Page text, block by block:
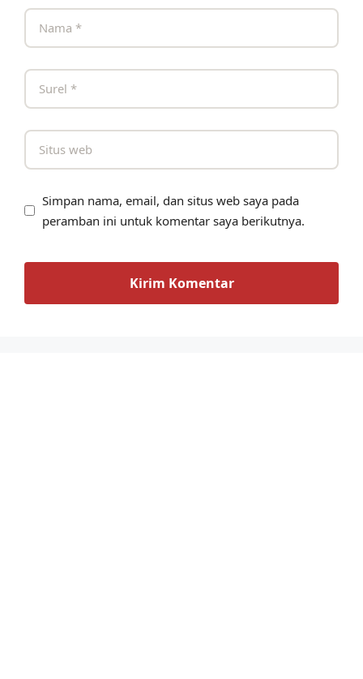
Simpan nama, email, dan situs web saya pada
peramban ini untuk komentar saya berikutnya.